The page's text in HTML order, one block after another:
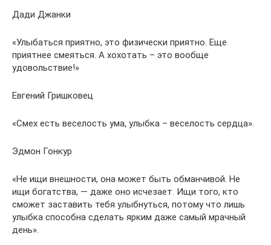
Дади Джанки
«Улыбаться приятно, это физически приятно. Еще
приятнее смеяться. А хохотать – это вообще
удовольствие!»
Евгений Гришковец
«Смех есть веселость ума, улыбка – веселость сердца».
Эдмон Гонкур
«Не ищи внешности, она может быть обманчивой. Не
ищи богатства, — даже оно исчезает. Ищи того, кто
сможет заставить тебя улыбнуться, потому что лишь
улыбка способна сделать ярким даже самый мрачный
день».